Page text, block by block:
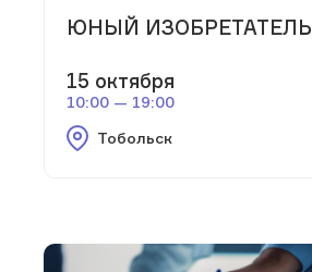
ЮНЫЙ ИЗОБРЕТАТЕЛЬ
15 октября
10:00 — 19:00
Тобольск